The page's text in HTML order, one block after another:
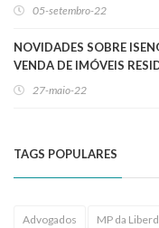
05-setembro-22
NOVIDADES SOBRE
VENDA DE IMÓVEIS
27-maio-22
TAGS POPULARES
Advogados MP da